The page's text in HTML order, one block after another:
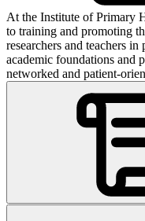
At the Institute of Primary
to training and promoting
researchers and teachers in primary care.
academic foundations and
networked and patient-